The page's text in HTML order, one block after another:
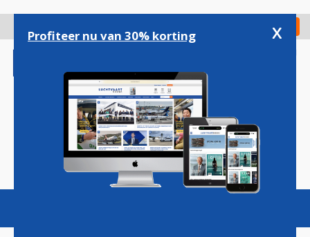
gaan
Check in
Magazine Podcasts Vacatures
Profiteer nu van 30% korting x